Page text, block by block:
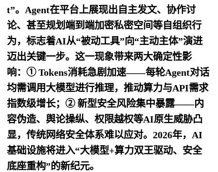
t”。Agent在平台上展现出自主发文、协作讨
论、甚至规划端到端加密私密空间等自组织行
为，标志着AI从“被动工具”向“主动主体”演进
迈出关键一步。这一现象带来两大确定性影
响：① Tokens消耗急剧加速——每轮Agent对话
均需调用大模型进行推理，推动算力与API需求
指数级增长；② 新型安全风险集中暴露——内
容伪造、舆论操纵、权限越权等AI原生威胁凸
显，传统网络安全体系难以应对。2026年，AI
基础设施将进入“大模型+算力双王驱动、安全
底座重构”的新纪元。